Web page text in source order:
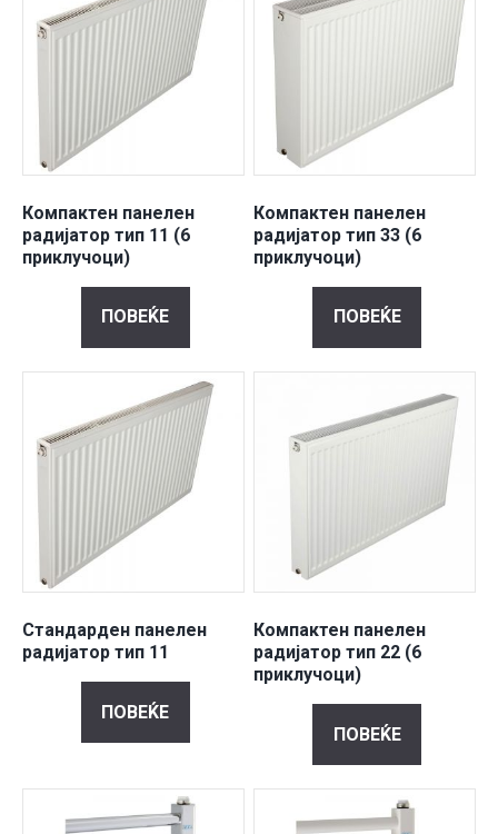
Компактен панелен
радијатор тип 11 (6
приклучоци)
ПОВЕЌЕ
Компактен панелен
радијатор тип 33 (6
приклучоци)
ПОВЕЌЕ
Стандарден панелен
радијатор тип 11
ПОВЕЌЕ
Компактен панелен
радијатор тип 22 (6
приклучоци)
ПОВЕЌЕ